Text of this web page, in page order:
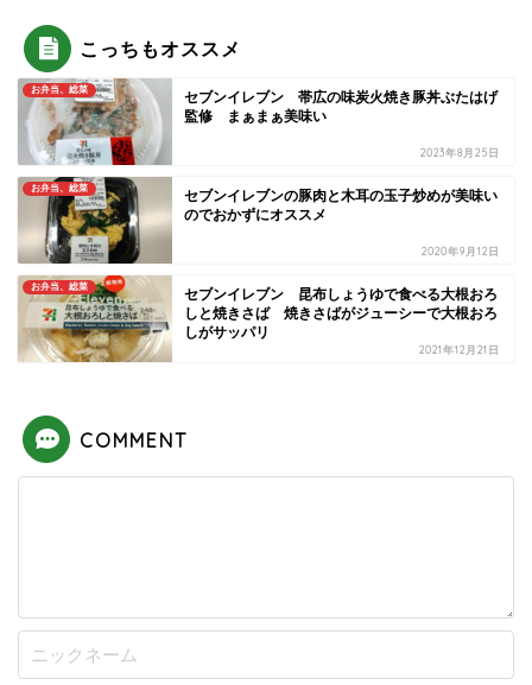
こっちもオススメ
お弁当、総菜
セブンイレブン 帯広の味炭火焼き豚丼ぶたはげ
監修 まぁまぁ美味い
2023年8月25日
お弁当、総菜
セブンイレブンの豚肉と木耳の玉子炒めが美味い
のでおかずにオススメ
2020年9月12日
お弁当、総菜
セブンイレブン 昆布しょうゆで食べる大根おろ
しと焼きさば 焼きさばがジューシーで大根おろ
しがサッパリ
2021年12月21日
COMMENT